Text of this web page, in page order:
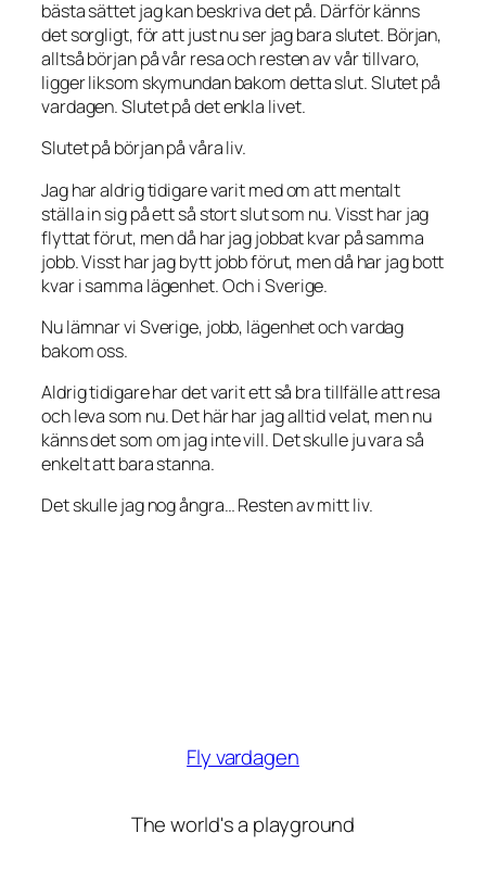
bästa sättet jag kan beskriva det på. Därför känns
det sorgligt, för att just nu ser jag bara slutet. Början,
alltså början på vår resa och resten av vår tillvaro,
ligger liksom skymundan bakom detta slut.Slutet på
vardagen. Slutet på detenkla livet.
Slutet på början på våra liv.
Jag har aldrig tidigare varit med om att mentalt
ställa in sig på ett så stort slut som nu. Visst har jag
flyttat förut, men då har jag jobbat kvar på samma
jobb. Visst har jag bytt jobb förut, men då har jag bott
kvar i samma lägenhet. Och i Sverige.
Nu lämnar vi Sverige, jobb, lägenhet och vardag
bakom oss.
Aldrig tidigare har det varit ett så bra tillfälle att resa
och leva som nu. Det här har jag alltid velat, men nu
känns det som om jag inte vill. Det skulle ju vara så
enkelt att bara stanna.
Det skulle jag nog ångra…Restenav mitt liv.
Fly vardagen
The world's a playground